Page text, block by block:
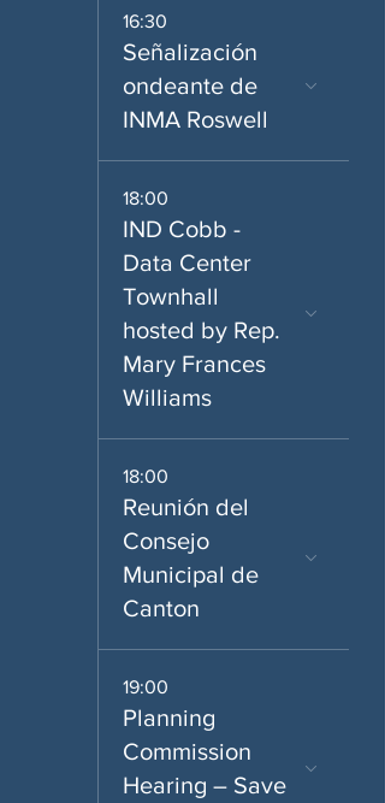
16:30
Señalización
ondeante de
INMA Roswell
18:00
IND Cobb -
Data Center
Townhall
hosted by Rep.
Mary Frances
Williams
18:00
Reunión del
Consejo
Municipal de
Canton
19:00
Planning
Commission
Hearing – Save